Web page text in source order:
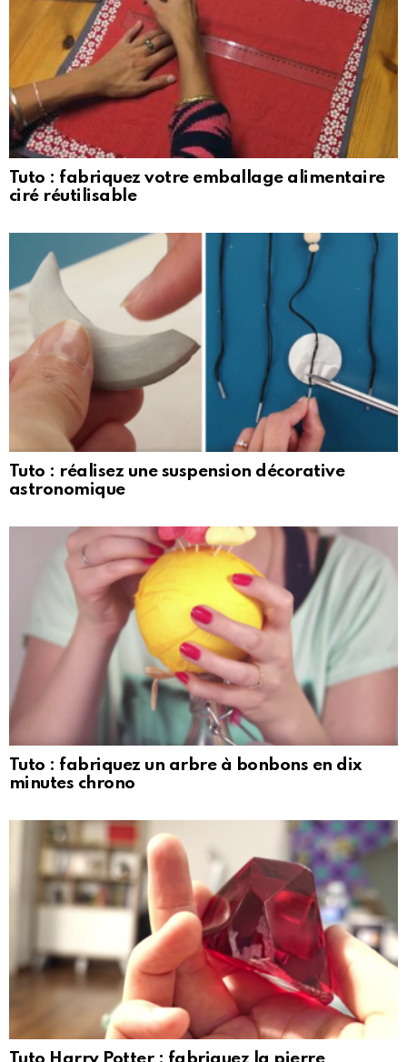
Tuto : fabriquez votre emballage alimentaire
ciré réutilisable
Tuto : réalisez une suspension décorative
astronomique
Tuto : fabriquez un arbre à bonbons en dix
minutes chrono